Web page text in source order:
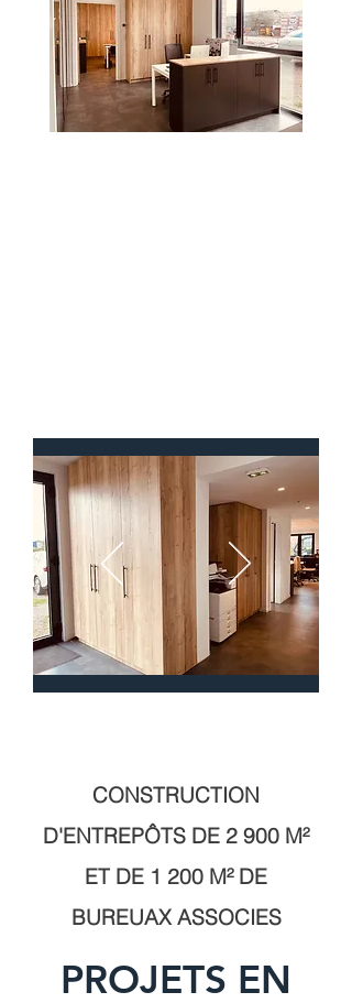
CONSTRUCTION
D'ENTREPÔTS DE 2 900 M²
ET DE 1 200 M² DE
BUREUAX ASSOCIES
PROJETS EN